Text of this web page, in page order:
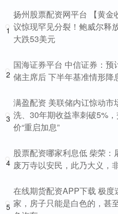
1
扬州股票配资网平台 【黄金
议惊现罕见分裂！鲍威尔释
大跌53美元
2
国海证券平台 中信证券：预
储主席后 下半年基准情形降
3
满盈配资 美联储内讧惊动市
洗、30年期收益率刺破5%
价“重启加息”
4
股票配资哪家利息低 柴荣：
废万寺以安民，此乃大义，
5
在线期货配资APP下载 极度
家，房子只能是白色的，甚